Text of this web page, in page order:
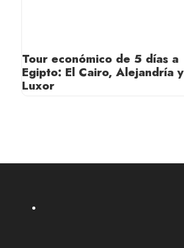
Tour económico de 5 días a
Egipto: El Cairo, Alejandría y
Luxor